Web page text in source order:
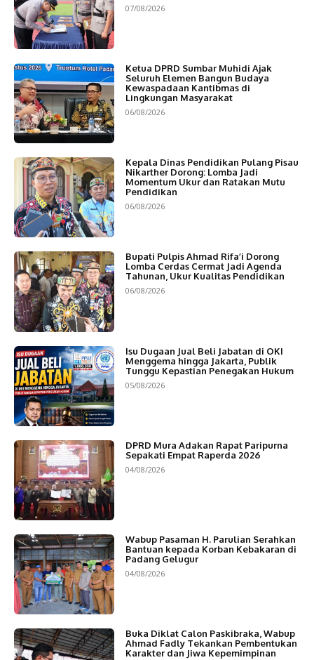
07/08/2026
Ketua DPRD Sumbar Muhidi Ajak
Seluruh Elemen Bangun Budaya
Kewaspadaan Kantibmas di
Lingkungan Masyarakat
06/08/2026
Kepala Dinas Pendidikan Pulang Pisau
Nikarther Dorong: Lomba Jadi
Momentum Ukur dan Ratakan Mutu
Pendidikan
06/08/2026
Bupati Pulpis Ahmad Rifa’i Dorong
Lomba Cerdas Cermat Jadi Agenda
Tahunan, Ukur Kualitas Pendidikan
06/08/2026
Isu Dugaan Jual Beli Jabatan di OKI
Menggema hingga Jakarta, Publik
Tunggu Kepastian Penegakan Hukum
05/08/2026
DPRD Mura Adakan Rapat Paripurna
Sepakati Empat Raperda 2026
04/08/2026
Wabup Pasaman H. Parulian Serahkan
Bantuan kepada Korban Kebakaran di
Padang Gelugur
04/08/2026
Buka Diklat Calon Paskibraka, Wabup
Ahmad Fadly Tekankan Pembentukan
Karakter dan Jiwa Kepemimpinan